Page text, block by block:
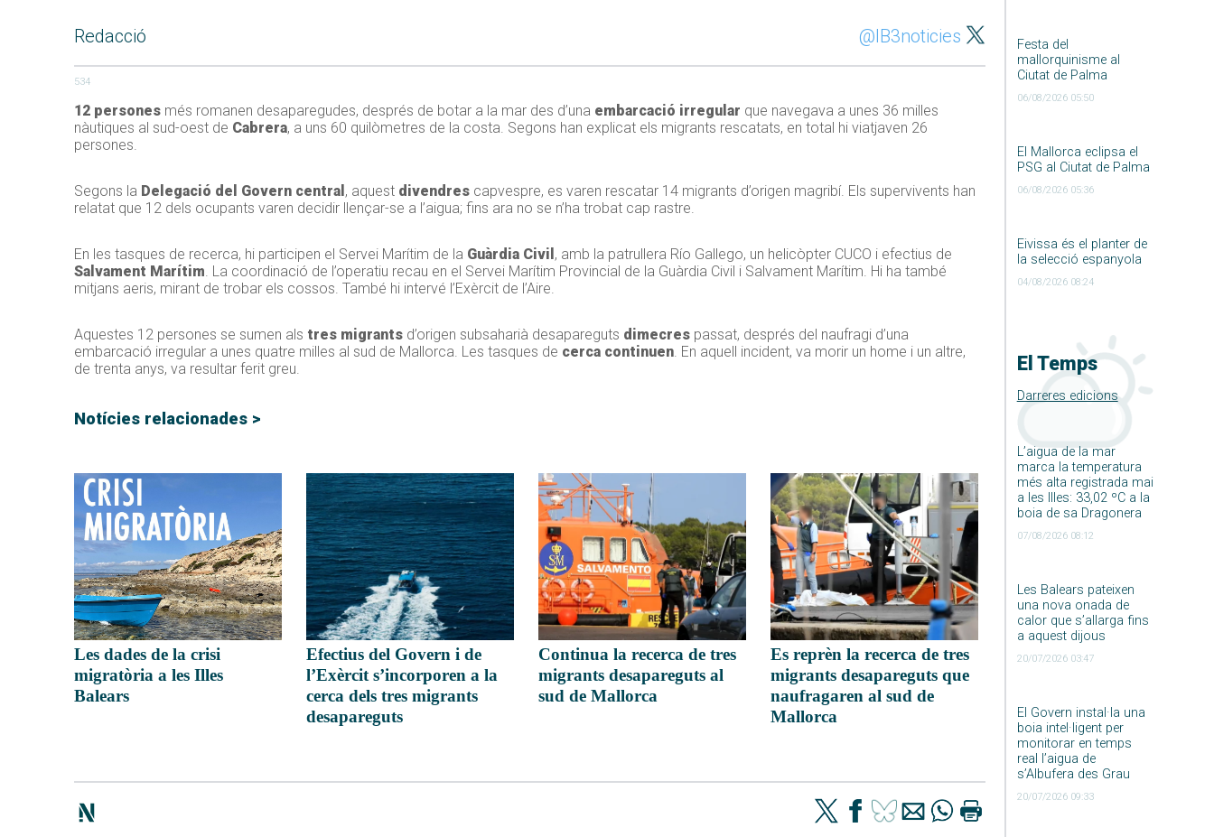
Festa del
mallorquinisme al
Ciutat de Palma
06/08/2026 05:50
El Mallorca eclipsa el
PSG al Ciutat de Palma
06/08/2026 05:36
Eivissa és el planter de
la selecció espanyola
04/08/2026 08:24
El Temps
Darreres edicions
L’aigua de la mar
marca la temperatura
més alta registrada mai
a les Illes: 33,02 ºC a la
boia de sa Dragonera
07/08/2026 08:12
Les Balears pateixen
una nova onada de
calor que s’allarga fins
a aquest dijous
20/07/2026 03:47
El Govern instal·la una
boia intel·ligent per
monitorar en temps
real l’aigua de
s’Albufera des Grau
20/07/2026 09:33
Redacció @IB3noticies
534
12 persones més romanen desaparegudes, després de botar a la mar des d’una embarcació irregular que navegava a unes 36 milles
nàutiques al sud-oest de Cabrera, a uns 60 quilòmetres de la costa. Segons han explicat els migrants rescatats, en total hi viatjaven 26
persones.
Segons la Delegació del Govern central , aquest divendres capvespre, es varen rescatar 14 migrants d’origen magribí. Els supervivents han
relatat que 12 dels ocupants varen decidir llençar-se a l’aigua; fins ara no se n’ha trobat cap rastre.
En les tasques de recerca, hi participen el Servei Marítim de la Guàrdia Civil , amb la patrullera Río Gallego, un helicòpter CUCO i efectius de
Salvament Marítim. La coordinació de l’operatiu recau en el Servei Marítim Provincial de la Guàrdia Civil i Salvament Marítim. Hi ha també
mitjans aeris, mirant de trobar els cossos. També hi intervé l’Exèrcit de l’Aire.
Aquestes 12 persones se sumen als tres migrants d’origen subsaharià desapareguts dimecres passat, després del naufragi d’una
embarcació irregular a unes quatre milles al sud de Mallorca. Les tasques de cerca continuen. En aquell incident, va morir un home i un altre,
de trenta anys, va resultar ferit greu.
Notícies relacionades >
Les dades de la crisi
migratòria a les Illes
Balears
Efectius del Govern i de
l’Exèrcit s’incorporen a la
cerca dels tres migrants
desapareguts
Continua la recerca de tres
migrants desapareguts al
sud de Mallorca
Es reprèn la recerca de tres
migrants desapareguts que
naufragaren al sud de
Mallorca